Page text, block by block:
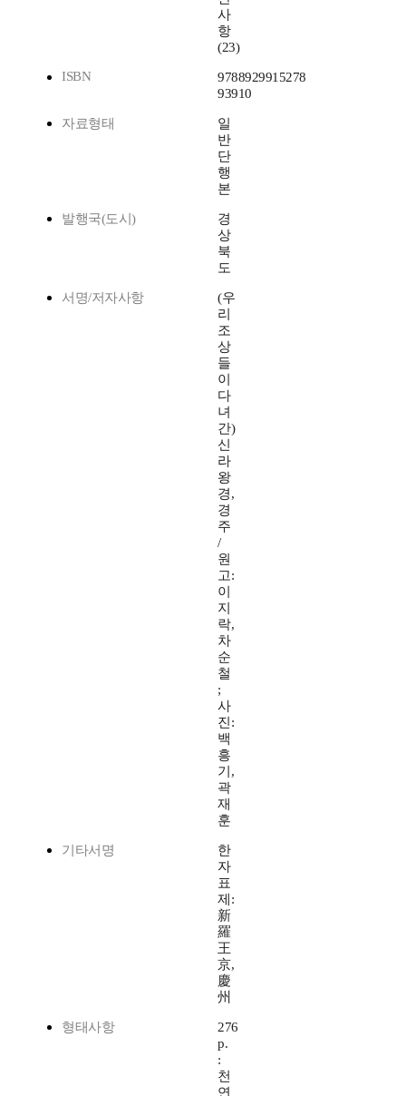
사
항
(23)
ISBN
9788929915278
93910
자료형태
일
반
단
행
본
발행국(도시)
경
상
북
도
서명/저자사항
(우
리
조
상
들
이
다
녀
간)
신
라
왕
경,
경
주
/
원
고:
이
지
락,
차
순
철
;
사
진:
백
흥
기,
곽
재
훈
기타서명
한
자
표
제:
新
羅
王
京,
慶
州
형태사항
276
p.
:
천
연